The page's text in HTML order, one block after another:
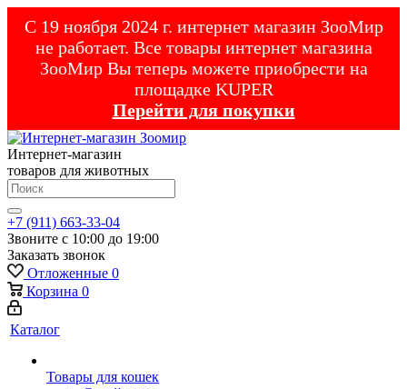
С 19 ноября 2024 г. интернет магазин ЗооМир
не работает. Все товары интернет магазина
ЗооМир Вы теперь можете приобрести на
площадке KUPER
Перейти для покупки
Интернет-магазин
товаров для животных
+7 (911) 663-33-04
Звоните с 10:00 до 19:00
Заказать звонок
Отложенные 0
Корзина 0
Каталог
Товары для кошек